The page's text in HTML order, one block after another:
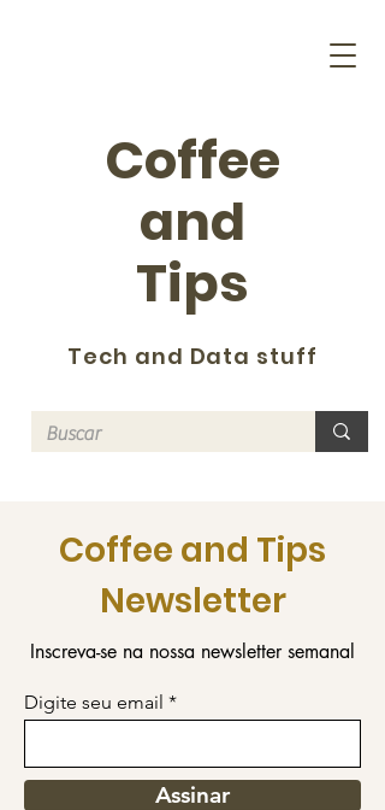
Coffee
and
Tips
Tech and Data stuff
Coffee and Tips
Newsletter
Inscreva-se na nossa newsletter semanal
Digite seu email
Assinar